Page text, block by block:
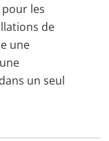
les
de
une
un seul